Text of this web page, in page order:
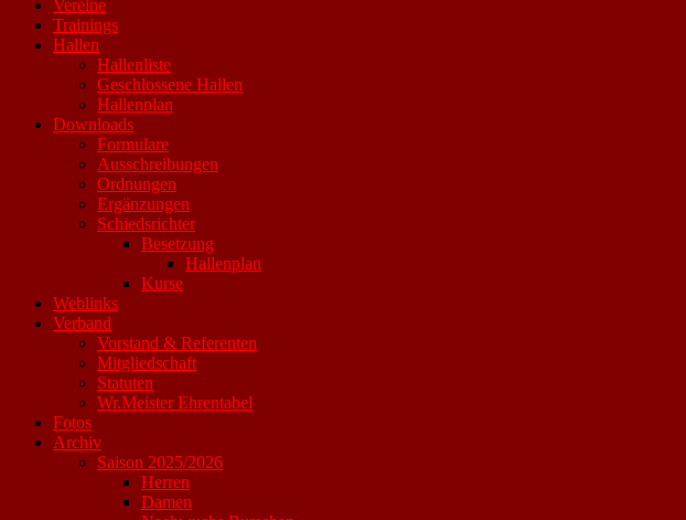
Vereine
Trainings
Hallen
Hallenliste
Geschlossene Hallen
Hallenplan
Downloads
Formulare
Ausschreibungen
Ordnungen
Ergänzungen
Schiedsrichter
Besetzung
Hallenplan
Kurse
Weblinks
Verband
Vorstand & Referenten
Mitgliedschaft
Statuten
Wr.Meister Ehrentabel
Fotos
Archiv
Saison 2025/2026
Herren
Damen